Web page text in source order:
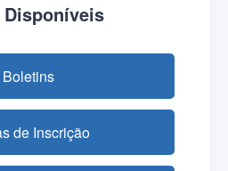
Boletins
de Inscrição